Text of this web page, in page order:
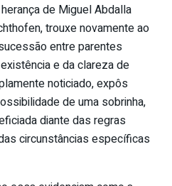
de Miguel Abdalla
trouxe novamente ao
entre parentes
e da clareza de
noticiado, expôs
de uma sobrinha,
diante das regras
circunstâncias específicas